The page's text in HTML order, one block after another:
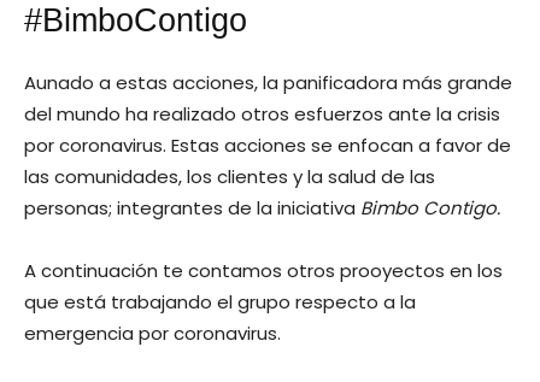
#BimboContigo
Aunado a estas acciones, la panificadora más grande
del mundo ha realizado otros esfuerzos ante la crisis
por coronavirus. Estas acciones se enfocan a favor de
las comunidades, los clientes y la salud de las
personas; integrantes de la iniciativa Bimbo Contigo.
A continuación te contamos otros prooyectos en los
que está trabajando el grupo respecto a la
emergencia por coronavirus.